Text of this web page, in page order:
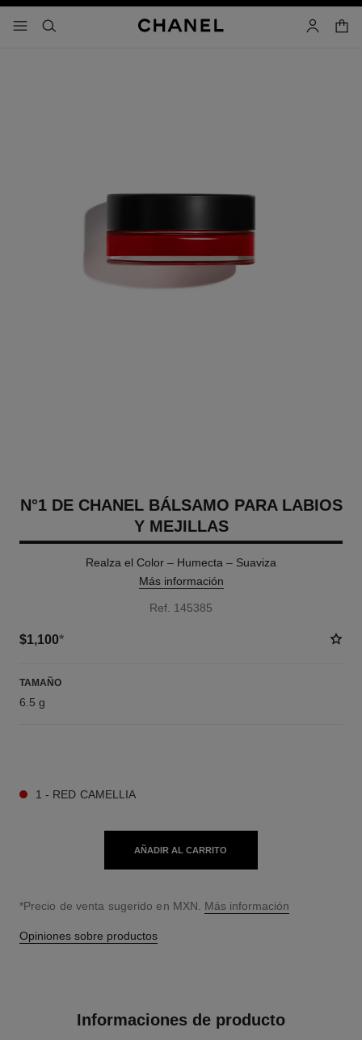
- navegación principal
buscar cuenta
carrito
N°1 DE CHANEL BÁLSAMO PARA LABIOS
Y MEJILLAS
Realza el Color – Humecta – Suaviza
Más información
Ref. 145385
$1,100*
TAMAÑO
6.5 g
1 - RED CAMELLIA
AÑADIR AL CARRITO
↩
*Precio de venta sugerido en MXN. Más información
Opiniones sobre productos
Informaciones de producto